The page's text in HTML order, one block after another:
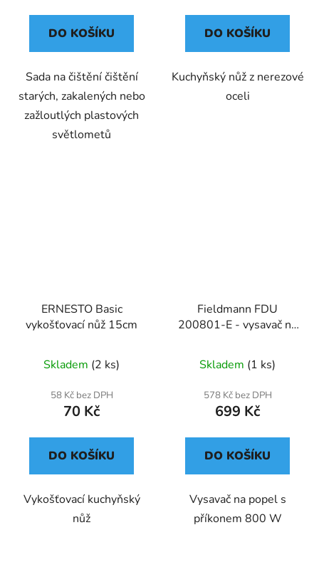
DO KOŠÍKU
Sada na čištění čištění
starých, zakalených nebo
zažloutlých plastových
světlometů
DO KOŠÍKU
Kuchyňský nůž z nerezové
oceli
ERNESTO Basic
vykošťovací nůž 15cm
Skladem (2 ks)
58 Kč bez DPH
70 Kč
DO KOŠÍKU
Vykošťovací kuchyňský
nůž
Fieldmann FDU
200801-E - vysavač na
Skladem (1 ks)
578 Kč bez DPH
699 Kč
DO KOŠÍKU
Vysavač na popel s
příkonem 800 W